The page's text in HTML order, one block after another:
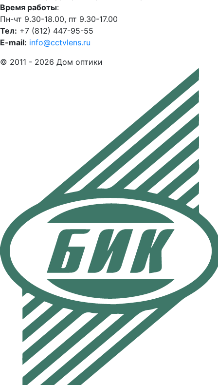
Время работы:
Пн-чт 9.30-18.00, пт 9.30-17.00
Тел: +7 (812) 447-95-55
E-mail: info@cctvlens.ru
© 2011 - 2026 Дом оптики